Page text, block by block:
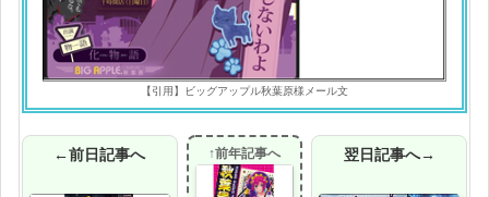
【引用】ビッグアップル秋葉原様メール文
←前日記事へ ↑前年記事へ 翌日記事へ→